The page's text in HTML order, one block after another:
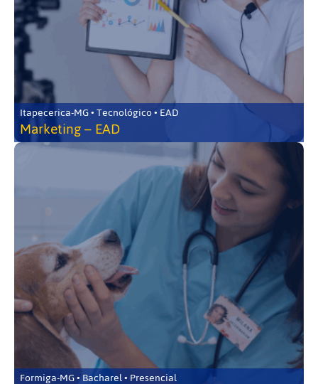
Itapecerica-MG • Tecnológico • EAD
Marketing – EAD
Formiga-MG • Bacharel • Presencial